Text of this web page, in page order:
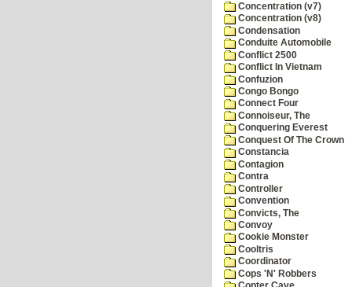
Concentration (v7)
Concentration (v8)
Condensation
Conduite Automobile
Conflict 2500
Conflict In Vietnam
Confuzion
Congo Bongo
Connect Four
Connoiseur, The
Conquering Everest
Conquest Of The Crown
Constancia
Contagion
Contra
Controller
Convention
Convicts, The
Convoy
Cookie Monster
Cooltris
Coordinator
Cops 'N' Robbers